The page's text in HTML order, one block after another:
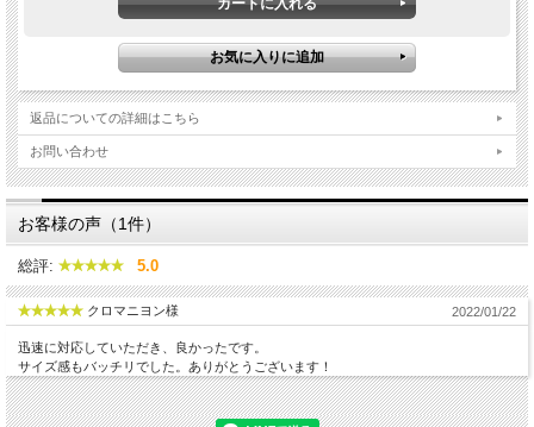
返品についての詳細はこちら
お問い合わせ
お客様の声（1件）
総評: 5.0
クロマニヨン様 2022/01/22
迅速に対応していただき、良かったです。
サイズ感もバッチリでした。ありがとうございます！